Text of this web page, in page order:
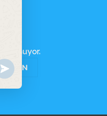
DÖN
UNDEFINED